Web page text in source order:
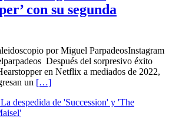
con su segunda
por Miguel ParpadeosInstagram
Después del sorpresivo éxito
en Netflix a mediados de 2022,
un […]